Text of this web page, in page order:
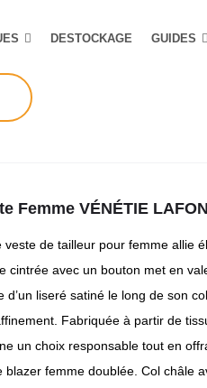
DESTOCKAGE GUIDES
Femme VÉNÉTIE
veste de tailleur pour femme allie
cintrée avec un bouton met en
d’un liseré satiné le long de son
Fabriquée à partir de
un choix responsable tout en
blazer femme doublée. Col châle